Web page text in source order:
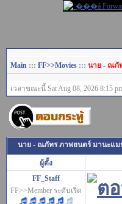
Main ::: FF>>Movies ::: นาย - ณภั
เวลาขณะนี้ Sat Aug 08, 2026 8:15
นาย - ณภัทร ภาพยนตร์ มานะแม
ผู้ตั้ง
FF_Staff
FF>>Member ระดับเริ่ด